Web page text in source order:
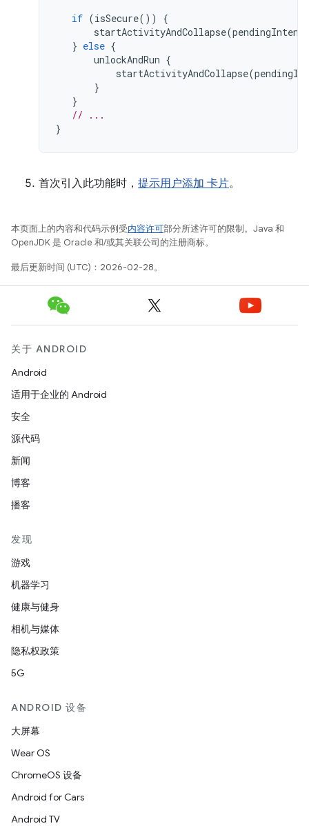
if (isSecure())
{
startActivityAndCollapse(pendingIntent
} else {
unlockAndRun {
startActivityAndCollapse(
}
}
// ...
}
首次引入此功能时， 提示用户添加 卡片。
本页面上的内容和代码示例受内容许可部分所述许可的限制。Java 和
OpenJDK 是 Oracle 和/或其关联公司的注册商标。
最后更新时间 (UTC)：2026-02-28。
关于 ANDROID
Android
适用于企业的 Android
安全
源代码
新闻
博客
播客
发现
游戏
机器学习
健康与健身
相机与媒体
隐私权政策
5G
ANDROID 设备
大屏幕
Wear OS
ChromeOS 设备
Android for Cars
Android TV